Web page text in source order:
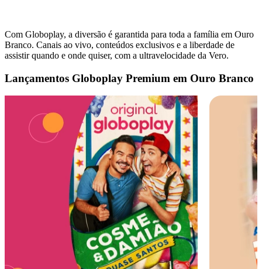
Com Globoplay, a diversão é garantida para toda a família em Ouro
Branco. Canais ao vivo, conteúdos exclusivos e a liberdade de
assistir quando e onde quiser, com a ultravelocidade da Vero.
Lançamentos Globoplay Premium em Ouro Branco